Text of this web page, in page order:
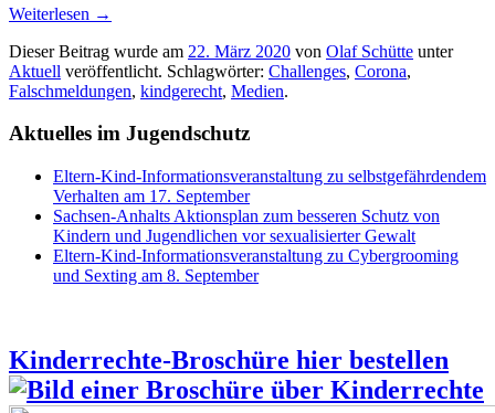
Weiterlesen →
Dieser Beitrag wurde am 22. März 2020 von Olaf Schütte unter
Aktuell veröffentlicht. Schlagwörter: Challenges, Corona,
Falschmeldungen, kindgerecht, Medien.
Aktuelles im Jugendschutz
Eltern-Kind-Informationsveranstaltung zu selbstgefährdendem
Verhalten am 17. September
Sachsen-Anhalts Aktionsplan zum besseren Schutz von
Kindern und Jugendlichen vor sexualisierter Gewalt
Eltern-Kind-Informationsveranstaltung zu Cybergrooming
und Sexting am 8. September
Kinderrechte-Broschüre hier bestellen